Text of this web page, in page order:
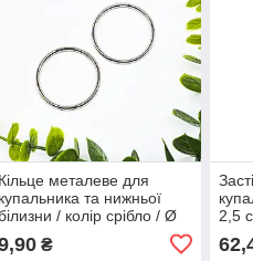
Кільце металеве для
купальника та нижньої
/ колір срібло / Ø
4,5 см / замовлення від 1
штуки₴
2,5